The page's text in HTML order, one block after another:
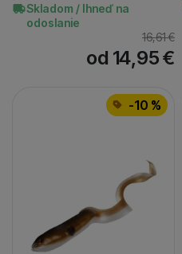
Skladom / Ihneď na
odoslanie
16,61€
od 14,95€
-10 %